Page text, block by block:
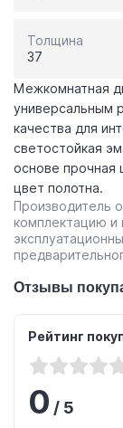
Толщина
37
Межкомнатная
универсальным
качества для
светостойкая
основе прочная
цвет полотна.
Производитель
комплектацию
Отзывы
Рейтинг
0/5